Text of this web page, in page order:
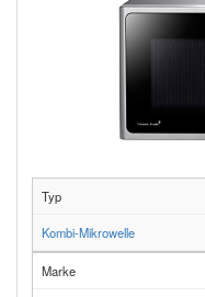
Typ
Kombi-Mikrowelle
Marke